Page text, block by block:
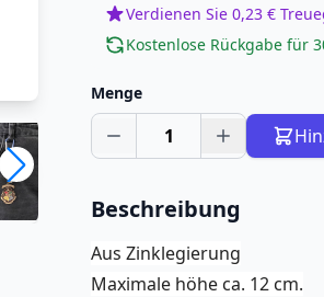
Verdienen Sie 0,23 €
Kostenlose Rückgabe für
Menge
1
Beschreibung
Aus Zinklegierung
Maximale höhe ca. 12 cm.